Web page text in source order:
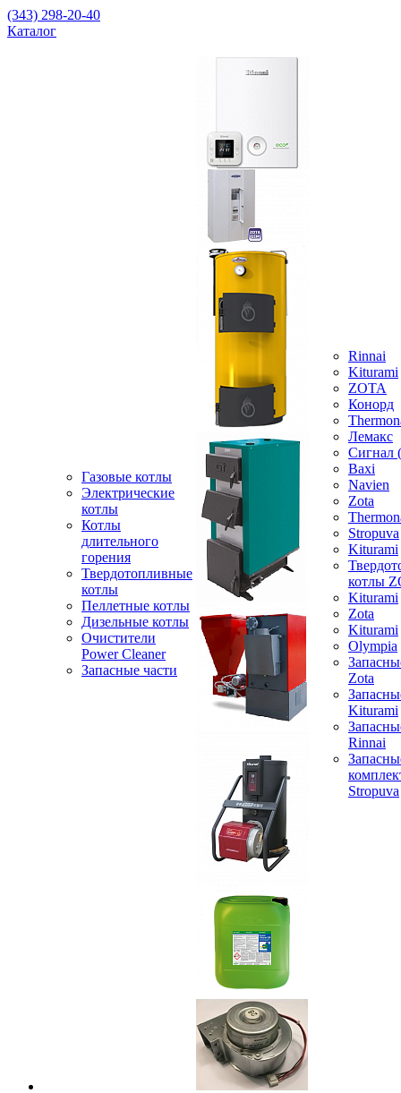
(343) 298-20-40
Каталог
Газовые котлы
Электрические
котлы
Котлы
длительного
горения
Твердотопливные
котлы
Пеллетные котлы
Дизельные котлы
Очистители
Power Cleaner
Запасные части
Rinnai
Kiturami
ZOTA
Конорд
Лемакс
Baxi
Navien
Zota
Stropuva
Kiturami
котлы
Kiturami
Zota
Kiturami
Olympia
Zota
Kiturami
Rinnai
Stropuva